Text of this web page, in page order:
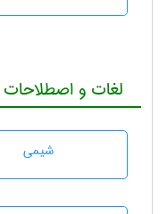
لغات و
شيمی